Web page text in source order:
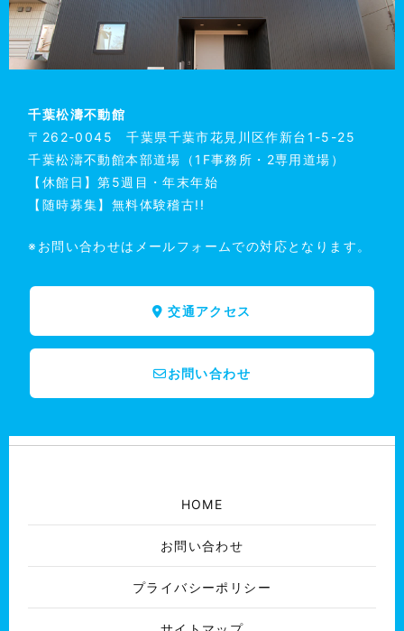
千葉松濤不動館
〒262-0045 千葉県千葉市花見川区作新台1-5-25
千葉松濤不動館本部道場（1F事務所・2専用道場）
【休館日】第5週目・年末年始
【随時募集】無料体験稽古!!
※お問い合わせはメールフォームでの対応となります。
交通アクセス
お問い合わせ
HOME
お問い合わせ
プライバシーポリシー